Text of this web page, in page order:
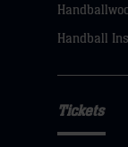
Handball
Tickets